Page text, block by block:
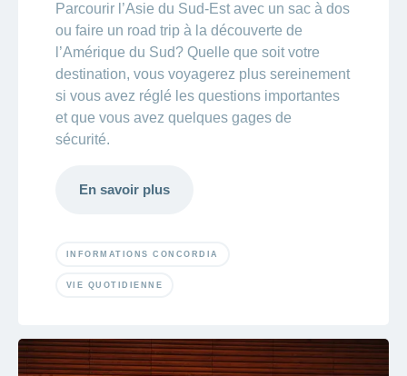
Parcourir l’Asie du Sud-Est avec un sac à dos
ou faire un road trip à la découverte de
l’Amérique du Sud? Quelle que soit votre
destination, vous voyagerez plus sereinement
si vous avez réglé les questions importantes
et que vous avez quelques gages de
sécurité.
En savoir plus
INFORMATIONS CONCORDIA
VIE QUOTIDIENNE